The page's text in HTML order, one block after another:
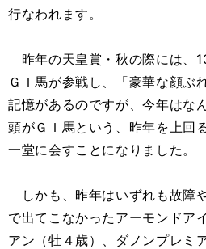
行なわれます。
昨年の天皇賞・秋の際には、
ＧＩ馬が参戦し、「豪華な顔ぶ
記憶があるのですが、今年はな
頭がＧＩ馬という、昨年を上回
一堂に会すことになりました。
しかも、昨年はいずれも故障
で出てこなかったアーモンドア
アン（牡４歳）、ダノンプレミ